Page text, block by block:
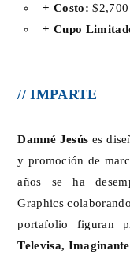
+ Costo: $2,700
+ Cupo
// IMPARTE
Damné Jesús es
y promoción de
años se ha
Graphics
portafolio figuran
Televisa,